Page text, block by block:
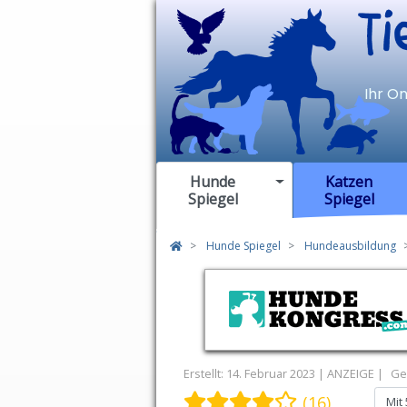
Ihr
Hunde
Spiegel
Katzen
Spiegel
Hunde Spiegel Hundeausbildung
Erstellt: 14. Februar 2023
Bewertung:4/5 Bitte